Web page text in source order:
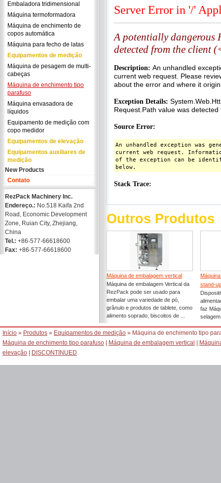
Embaladora tridimensional
Máquina termoformadora
Máquina de enchimento de
copos automática
Máquina para fecho de latas
Equipamentos de medição
Máquina de pesagem de multi-
cabeças
Máquina de enchimento tipo
parafuso
Máquina envasadora de
líquidos
Equipamento de medição com
copo medidor
Equipamentos de elevação
Equipamentos auxiliares de
medição
New Products
Contato
RezPack Machinery Inc.
Endereço.: No.518 Kaifa 2nd
Road, Economic Development
Zone, Ruian City, Zhejiang,
China
Tel.: +86-577-66618600
Fax: +86-577-66618600
Outros Produtos
Máquina de embalagem vertical
Máquina de embalagem Vertical da
RezPack pode ser usado para
embalar uma variedade de pó,
grânulo e produtos de tablete, como
alimento soprado, biscoitos de ...
stand-up
faz
Início » Produtos » Equipamentos de medição » Máquina de enchimento tipo
Máquina de enchimento tipo parafuso
Máquina de embalagem vertical
elevação
DISCONTINUED